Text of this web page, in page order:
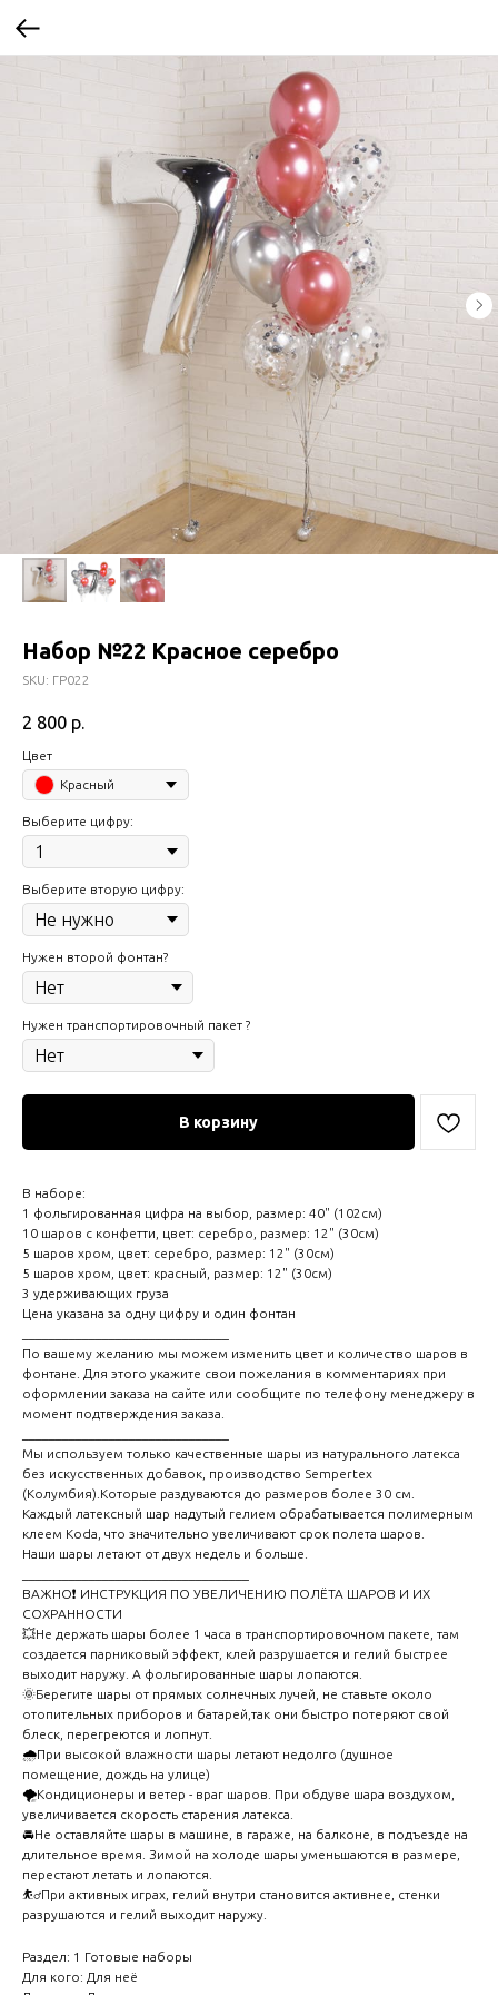
Набор №22 Красное серебро
SKU: ГР022
2 800 р.
Цвет
Красный
Выберите цифру:
Выберите вторую цифру:
Нужен второй фонтан?
Нужен транспортировочный пакет ?
В корзину
В наборе:
1 фольгированная цифра на выбор, размер: 40" (102см)
10 шаров с конфетти, цвет: серебро, размер: 12" (30см)
5 шаров хром, цвет: серебро, размер: 12" (30см)
5 шаров хром, цвет: красный, размер: 12" (30см)
3 удерживающих груза
Цена указана за одну цифру и один фонтан
По вашему желанию мы можем изменить цвет и количество шаров в
фонтане. Для этого укажите свои пожелания в комментариях при
оформлении заказа на сайте или сообщите по телефону менеджеру в
момент подтверждения заказа.
Мы используем только качественные шары из натурального латекса
без искусственных добавок, производство Sempertex
(Колумбия).Которые раздуваются до размеров более 30 см.
Каждый латексный шар надутый гелием обрабатывается полимерным
клеем Koda, что значительно увеличивают срок полета шаров.
Наши шары летают от двух недель и больше.
ВАЖНО❗ ИНСТРУКЦИЯ ПО УВЕЛИЧЕНИЮ ПОЛЁТА ШАРОВ И ИХ
СОХРАННОСТИ
💥Не держать шары более 1 часа в транспортировочном пакете, там
создается парниковый эффект, клей разрушается и гелий быстрее
выходит наружу. А фольгированные шары лопаются.
🌞Берегите шары от прямых солнечных лучей, не ставьте около
отопительных приборов и батарей,так они быстро потеряют свой
блеск, перегреются и лопнут.
🌧️При высокой влажности шары летают недолго (душное
помещение, дождь на улице)
🌪️Кондиционеры и ветер - враг шаров. При обдуве шара воздухом,
увеличивается скорость старения латекса.
🚘Не оставляйте шары в машине, в гараже, на балконе, в подъезде на
длительное время. Зимой на холоде шары уменьшаются в размере,
перестают летать и лопаются.
⛹️‍♂️При активных играх, гелий внутри становится активнее, стенки
разрушаются и гелий выходит наружу.
Раздел: 1 Готовые наборы
Для кого: Для неё